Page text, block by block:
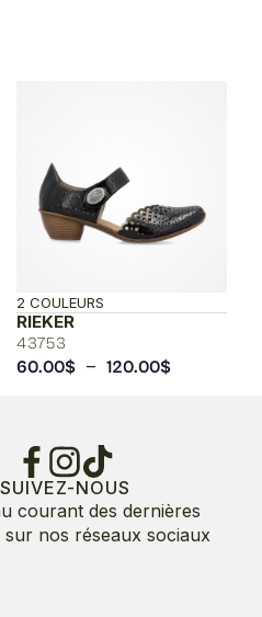
RIEKER
43753
2 COULEURS
60.00$ – 120.00$Plage
SUIVEZ-NOUS
courant des dernières
sur nos réseaux sociaux